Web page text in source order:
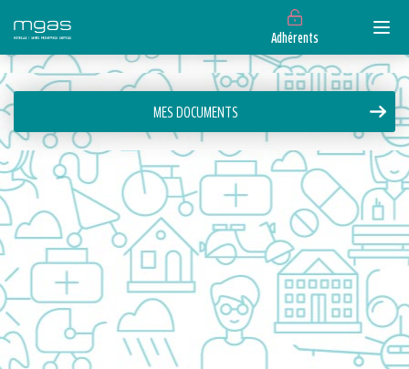
Adhérents
MES DOCUMENTS